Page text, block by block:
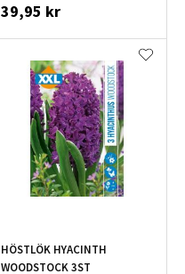
39,95 kr
HÖSTLÖK HYACINTH
WOODSTOCK 3ST